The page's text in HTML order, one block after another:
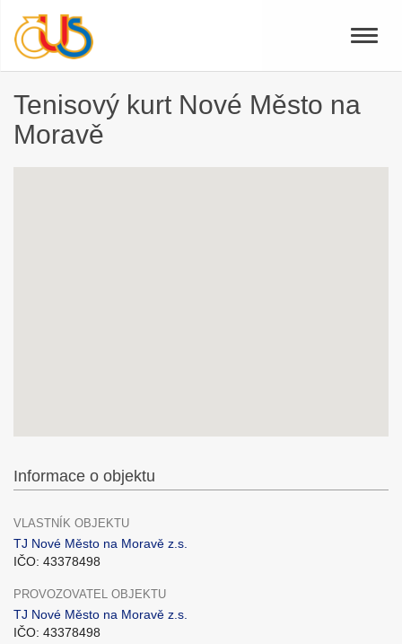
Toggle
Tenisový kurt Nové Město na
Moravě
Informace o objektu
VLASTNÍK OBJEKTU
TJ Nové Město na Moravě z.s.
IČO: 43378498
PROVOZOVATEL OBJEKTU
TJ Nové Město na Moravě z.s.
IČO: 43378498